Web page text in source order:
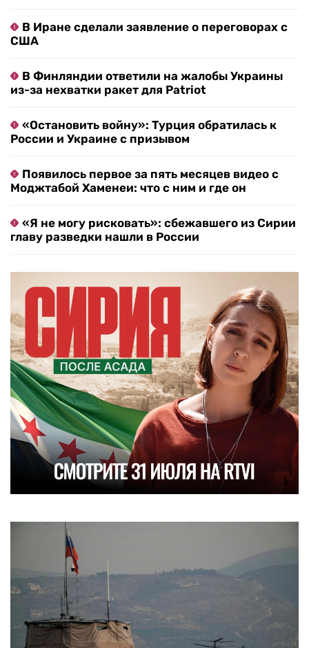
В Иране сделали заявление о переговорах с
США
В Финляндии ответили на жалобы Украины
из-за нехватки ракет для Patriot
«Остановить войну»: Турция обратилась к
России и Украине с призывом
Появилось первое за пять месяцев видео с
Моджтабой Хаменеи: что с ним и где он
«Я не могу рисковать»: сбежавшего из Сирии
главу разведки нашли в России